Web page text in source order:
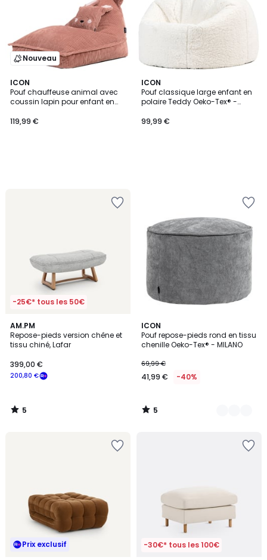
Nouveau
ICON
Pouf chauffeuse animal avec
coussin lapin pour enfant en
119,99 €
ICON
Pouf classique large enfant en
polaire Teddy Oeko-Tex® -
99,99 €
-25€* tous les 50€
AM.PM
Repose-pieds version chêne et
tissu chiné, Lafar
200,80 €
399,00 €
5
/
5
5
/
ICON
Pouf repose-pieds rond en tissu
chenille Oeko-Tex® - MILANO
69,99 €
41,99 € -40%
5
/
5
2
Couleurs
5
/
Prix exclusif -30€* tous les 100€